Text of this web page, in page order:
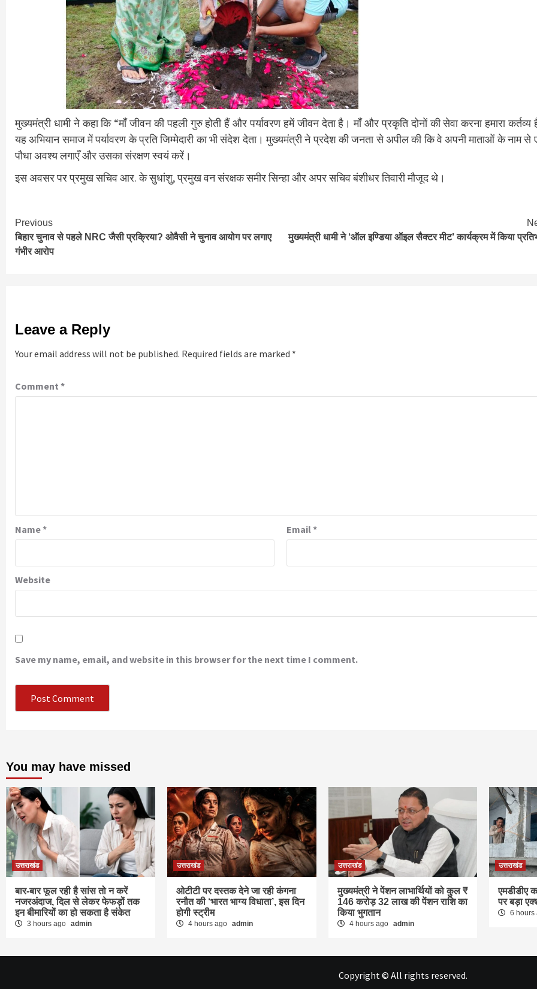
मुख्यमंत्री धामी ने कहा कि “माँ जीवन की पहली गुरु होती हैं और पर्यावरण हमें जीवन देता है। माँ और प्रकृति दोनों की सेवा करना हमारा कर्तव्य
यह अभियान समाज में पर्यावरण के प्रति जिम्मेदारी का भी संदेश देता। मुख्यमंत्री ने प्रदेश की जनता से अपील की कि वे अपनी माताओं के नाम से
पौधा अवश्य लगाएँ और उसका संरक्षण स्वयं करें।
इस अवसर पर प्रमुख सचिव आर. के सुधांशु, प्रमुख वन संरक्षक समीर सिन्हा और अपर सचिव बंशीधर तिवारी मौजूद थे।
Continue
Reading
Previous
बिहार चुनाव से पहले NRC जैसी प्रक्रिया? ओवैसी ने चुनाव आयोग पर लगाए
गंभीर आरोप
मुख्यमंत्री धामी ने ‘ऑल इण्डिया ऑइल सैक्टर मीट’ कार्यक्रम में किया
Leave a Reply
Your email address will not be published. Required fields are marked *
Comment *
Name* Email*
Website
Save my name, email, and website in this browser for the next time I comment.
You may have missed
उत्तराखंड
बार-बार फूल रही है सांस तो न करें
नजरअंदाज, दिल से लेकर फेफड़ों तक
इन बीमारियों का हो सकता है संकेत
3 hours ago admin
उत्तराखंड
ओटीटी पर दस्तक देने जा रही कंगना
रनौत की ‘भारत भाग्य विधाता’, इस दिन
होगी स्ट्रीम
4 hours ago admin
उत्तराखंड
मुख्यमंत्री ने पेंशन लाभार्थियों को कुल ₹
146 करोड़ 32 लाख की पेंशन राशि का
किया भुगतान
4 hours ago admin
उत्तराखंड
एमडीडीए
पर बड़ा
6 hours
Copyright © All rights reserved.